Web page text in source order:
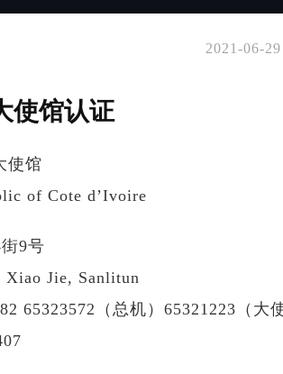
你可能
还需要另外一方签名吗？
如何正确准备出生公证？
2021-06-
使馆认证
使馆
of Cote d’Ivoire
9号
Xiao Jie, Sanlitun
65323572（总机）65321223（大